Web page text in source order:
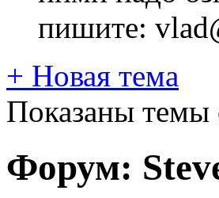
пишите:
+ Новая тема
Показаны темы
Форум: